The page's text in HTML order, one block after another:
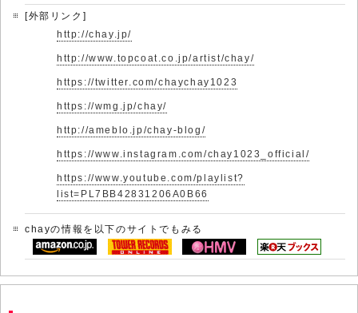
[外部リンク]
http://chay.jp/
http://www.topcoat.co.jp/artist/chay/
https://twitter.com/chaychay1023
https://wmg.jp/chay/
http://ameblo.jp/chay-blog/
https://www.instagram.com/chay1023_official/
https://www.youtube.com/playlist?
list=PL7BB42831206A0B66
chayの情報を以下のサイトでもみる